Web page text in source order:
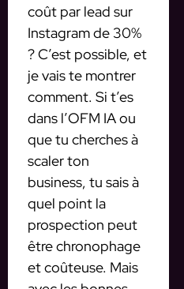
coût par lead sur
Instagram de 30%
? C’est possible, et
je vais te montrer
comment. Si t’es
dans l’OFM IA ou
que tu cherches à
scaler ton
business, tu sais à
quel point la
prospection peut
être chronophage
et coûteuse. Mais